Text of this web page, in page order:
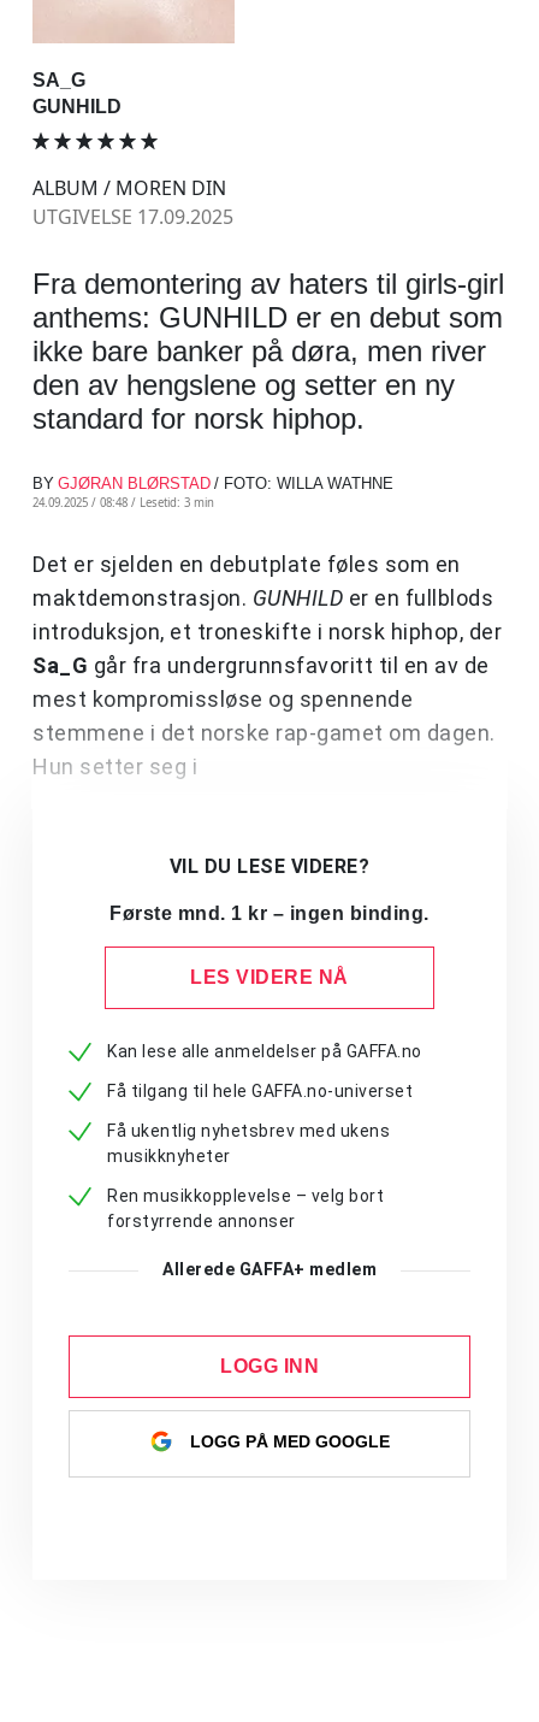
SA_G
GUNHILD
ALBUM / MOREN DIN
UTGIVELSE 17.09.2025
Fra demontering av haters til girls-girl
anthems: GUNHILD er en debut som
ikke bare banker på døra, men river
den av hengslene og setter en ny
standard for norsk hiphop.
BY GJØRAN BLØRSTAD / FOTO: WILLA WATHNE
24.09.2025 / 08:48 / Lesetid: 3 min
Det er sjelden en debutplate føles som en
maktdemonstrasjon. GUNHILD er en fullblods
introduksjon, et troneskifte i norsk hiphop, der
Sa_G går fra undergrunnsfavoritt til en av de
mest kompromissløse og spennende
stemmene i det norske rap-gamet om dagen.
Hun setter seg i
VIL DU LESE VIDERE?
Første mnd. 1 kr – ingen binding.
LES VIDERE NÅ
Kan lese alle anmeldelser på GAFFA.no
Få tilgang til hele GAFFA.no-universet
Få ukentlig nyhetsbrev med ukens
musikknyheter
Ren musikkopplevelse – velg bort
forstyrrende annonser
Allerede GAFFA+ medlem
LOGG INN
LOGG PÅ MED GOOGLE